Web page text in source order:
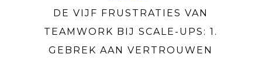
DE VIJF FRUSTRATIES VAN
TEAMWORK BIJ SCALE-UPS: 1.
GEBREK AAN VERTROUWEN